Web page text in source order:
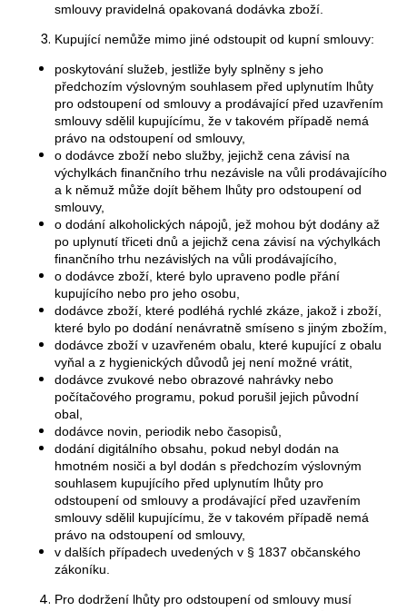
smlouvy pravidelná opakovaná dodávka zboží.
Kupující nemůže mimo jiné odstoupit od kupní smlouvy:
poskytování služeb, jestliže byly splněny s jeho
předchozím výslovným souhlasem před uplynutím lhůty
pro odstoupení od smlouvy a prodávající před uzavřením
smlouvy sdělil kupujícímu, že v takovém případě nemá
právo na odstoupení od smlouvy,
o dodávce zboží nebo služby, jejichž cena závisí na
výchylkách finančního trhu nezávisle na vůli prodávajícího
a k němuž může dojít během lhůty pro odstoupení od
smlouvy,
o dodání alkoholických nápojů, jež mohou být dodány až
po uplynutí třiceti dnů a jejichž cena závisí na výchylkách
finančního trhu nezávislých na vůli prodávajícího,
o dodávce zboží, které bylo upraveno podle přání
kupujícího nebo pro jeho osobu,
dodávce zboží, které podléhá rychlé zkáze, jakož i zboží,
které bylo po dodání nenávratně smíseno s jiným zbožím,
dodávce zboží v uzavřeném obalu, které kupující z obalu
vyňal a z hygienických důvodů jej není možné vrátit,
dodávce zvukové nebo obrazové nahrávky nebo
počítačového programu, pokud porušil jejich původní
obal,
dodávce novin, periodik nebo časopisů,
dodání digitálního obsahu, pokud nebyl dodán na
hmotném nosiči a byl dodán s předchozím výslovným
souhlasem kupujícího před uplynutím lhůty pro
odstoupení od smlouvy a prodávající před uzavřením
smlouvy sdělil kupujícímu, že v takovém případě nemá
právo na odstoupení od smlouvy,
v dalších případech uvedených v § 1837 občanského
zákoníku.
Pro dodržení lhůty pro odstoupení od smlouvy musí